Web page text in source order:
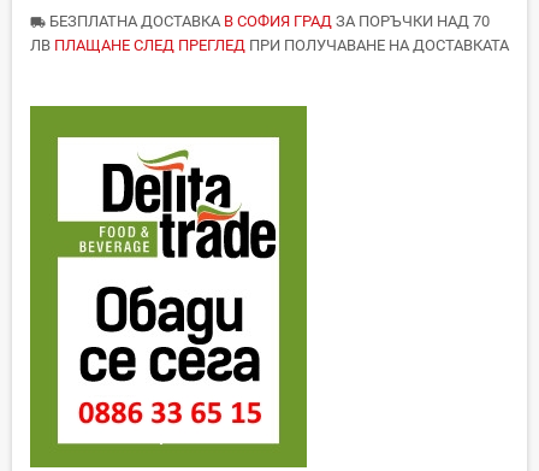
local_shipping БЕЗПЛАТНА ДОСТАВКА В СОФИЯ ГРАД ЗА ПОРЪЧКИ НАД 70
ЛВ ПЛАЩАНЕ СЛЕД ПРЕГЛЕД ПРИ ПОЛУЧАВАНЕ НА ДОСТАВКАТА